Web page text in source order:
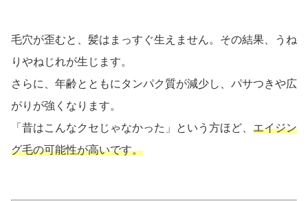
毛穴が歪むと、髪はまっすぐ生えません。その結果、うね
りやねじれが生じます。
さらに、年齢とともにタンパク質が減少し、パサつきや広
がりが強くなります。
「昔はこんなクセじゃなかった」という方ほど、 エイジン
グ毛の可能性が高いです。